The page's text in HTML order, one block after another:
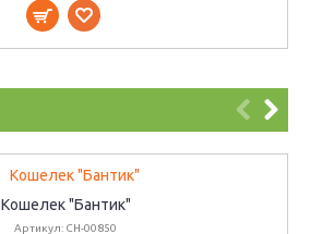
Кошелек "Бантик"
Артикул: CH-00850